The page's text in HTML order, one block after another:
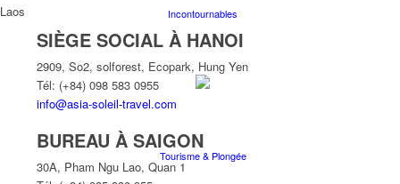
Incontournables
Tourisme & Plongée
Laos
SIÈGE SOCIAL À HANOI
2909, So2, solforest, Ecopark, Hung Yen
Tél: (+84) 098 583 0955
info@asia-soleil-travel.com
BUREAU À SAIGON
30A, Pham Ngu Lao, Quan 1